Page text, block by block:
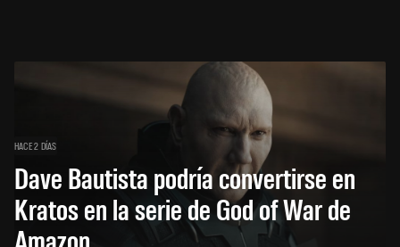
HACE 2 DÍAS
Dave Bautista podría convertirse en
Kratos en la serie de God of War de
Amazon